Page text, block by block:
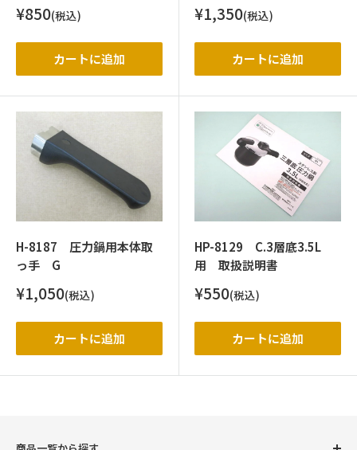
販
売
価
¥850(税込)
カートに追加
販
売
価
¥1,350(税込)
カートに追加
H-8187 圧力鍋用本体取
っ手 G
販
売
価
¥1,050(税込)
カートに追加
HP-8129 C.3層底3.5L
用 取扱説明書
販
売
価
¥550(税込)
カートに追加